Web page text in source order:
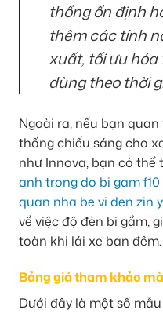
thống ổn định
thêm các tính
xuất, tối ưu
dùng theo thời
Ngoài ra, nếu bạn
thống chiếu sáng cho
như Innova, bạn có
anh trong do bi gam
quan nha be vi den zin
về việc độ đèn bi gầm,
toàn khi lái xe ban đêm.
Bảng giá tham khảo
Dưới đây là một số